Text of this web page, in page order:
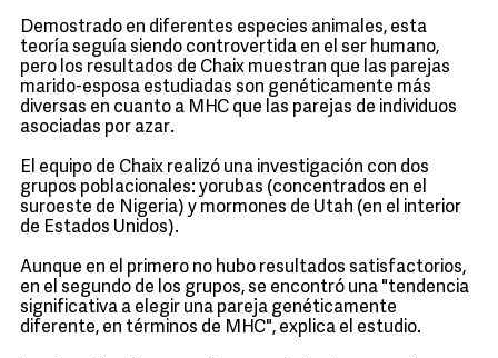
Demostrado en diferentes especies animales, esta
teoría seguía siendo controvertida en el ser humano,
pero los resultados de Chaix muestran que las parejas
marido-esposa estudiadas son genéticamente más
diversas en cuanto a MHC que las parejas de individuos
asociadas por azar.
El equipo de Chaix realizó una investigación con dos
grupos poblacionales: yorubas (concentrados en el
suroeste de Nigeria) y mormones de Utah (en el interior
de Estados Unidos).
Aunque en el primero no hubo resultados satisfactorios,
en el segundo de los grupos, se encontró una "tendencia
significativa a elegir una pareja genéticamente
diferente, en términos de MHC", explica el estudio.